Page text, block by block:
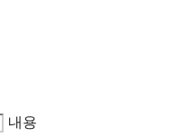
내용